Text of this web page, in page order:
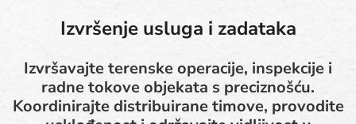
Izvršenje usluga i zadataka
Izvršavajte terenske operacije, inspekcije i
radne tokove objekata s preciznošću.
Koordinirajte distribuirane timove, provodite